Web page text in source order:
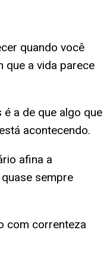
quando você
que a vida parece
a de que algo que
acontecendo.
afina a
sempre
com correnteza